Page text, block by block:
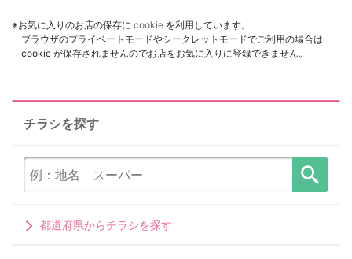
※お気に入りのお店の保存に cookie を利用しています。
ブラウザのプライベートモードやシークレットモードでご利用の場合は
cookie が保存されませんのでお店をお気に入りに登録できません。
チラシを探す
都道府県からチラシを探す